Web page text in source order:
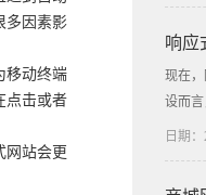
多因素影
移动终端
点击或者
网站会更
响应
现在
设而
日期